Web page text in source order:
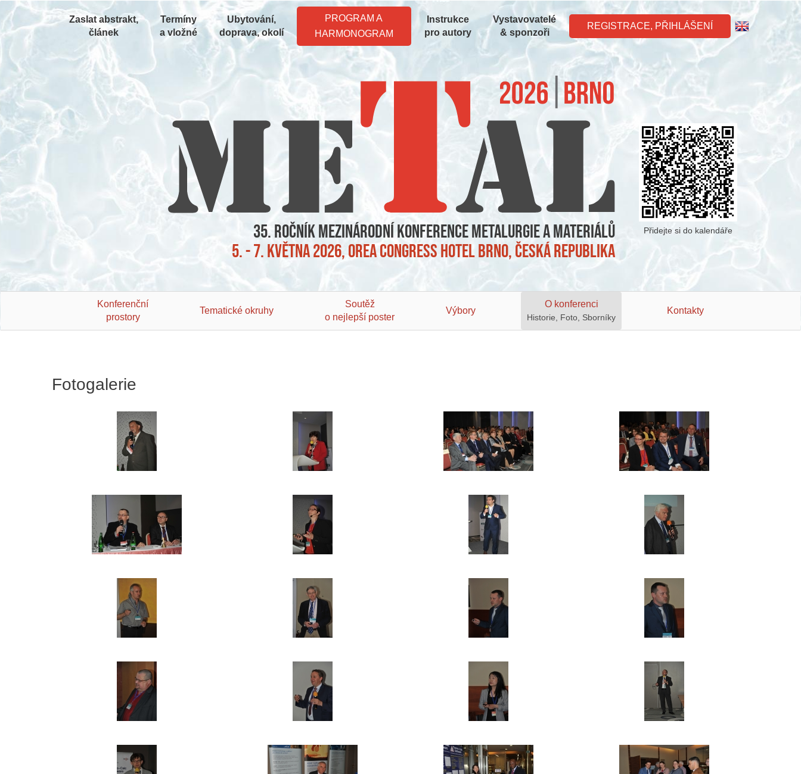
Zaslat abstrakt,
článek
Termíny
a vložné
Ubytování,
doprava, okolí
PROGRAM A
HARMONOGRAM
Instrukce
pro autory
Vystavovatelé
& sponzoři
REGISTRACE, PŘIHLÁŠENÍ
35. ročník mezinárodní konference metalurgie a materiálů
5. - 7. května 2026, OREA Congress Hotel Brno, Česká republika
Přidejte si do kalendáře
Konferenční
prostory
Tematické okruhy
Soutěž
o nejlepší poster
Výbory
O konferenci
Historie, Foto, Sborníky
Kontakty
Fotogalerie